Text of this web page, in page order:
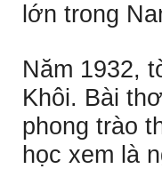
lớn trong
Năm 1932,
Khôi. Bài
phong trào
học xem là